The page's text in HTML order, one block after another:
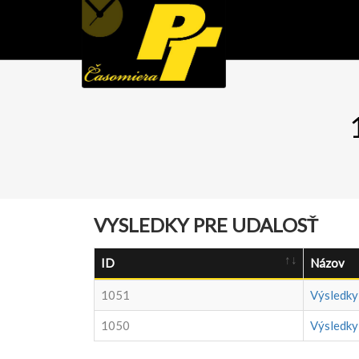
VYSLEDKY PRE UDALOSŤ
ID Názov
1051
1050